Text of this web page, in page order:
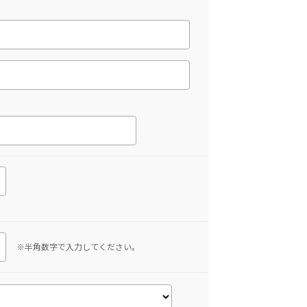
※半角数字で入力してください。